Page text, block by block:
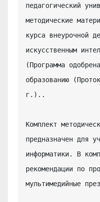
педагогический
методические
курса внеурочной
искусственным
(Программа
образованию
г.)..
Комплект
предназначен для
информатики. В
рекомендации по
мультимедийные